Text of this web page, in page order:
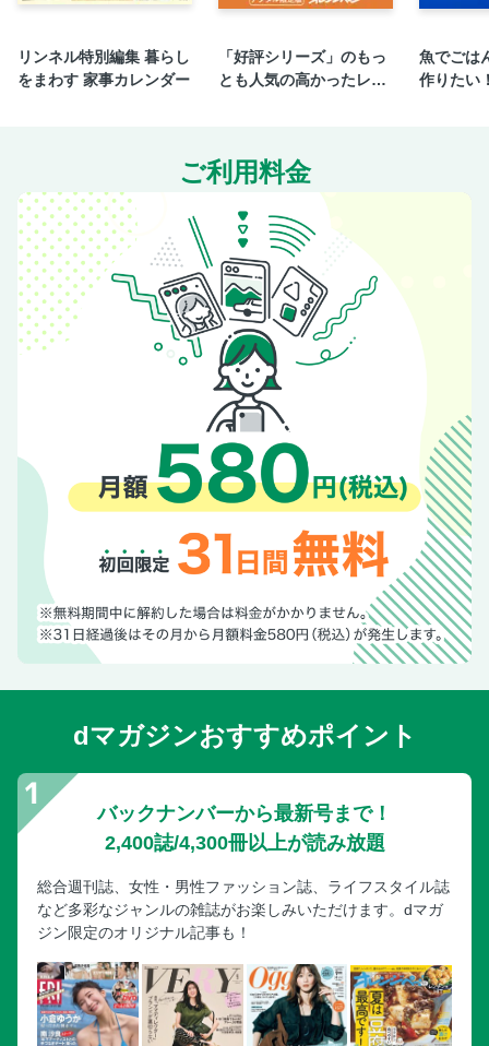
リンネル特別編集 暮らし
をまわす 家事カレンダー
「好評シリーズ」のもっ
とも人気の高かったレシ
魚でごは
作りたい
ご利用料金
dマガジンおすすめポイント
バックナンバーから最新号まで！
2,400誌/4,300冊以上が読み放題
総合週刊誌、女性・男性ファッション誌、ライフスタイル誌
など多彩なジャンルの雑誌がお楽しみいただけます。dマガ
ジン限定のオリジナル記事も！